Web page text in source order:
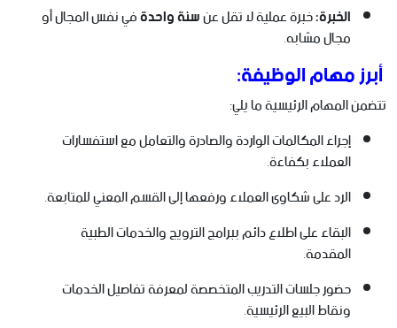
الخبرة:خبرة عملية لا تقل عنسنة واحدةفي نفس المجال أو
مجال مشابه.
أبرز مهام الوظيفة:
تتضمن المهام الرئيسية ما يلي:
إجراء المكالمات الواردة والصادرة والتعامل مع استفسارات
العملاء بكفاءة.
الرد على شكاوى العملاء ورفعها إلى القسم المعني للمتابعة.
البقاء على اطلاع دائم ببرامج الترويج والخدمات الطبية
المقدمة.
حضور جلسات التدريب المتخصصة لمعرفة تفاصيل الخدمات
ونقاط البيع الرئيسية.